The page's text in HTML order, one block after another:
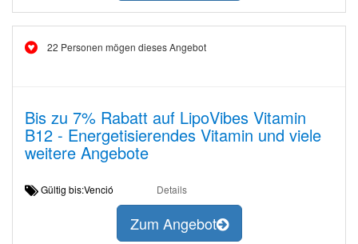
22 Personen mögen dieses Angebot
Bis zu 7% Rabatt auf LipoVibes Vitamin
B12 - Energetisierendes Vitamin und viele
weitere Angebote
Gültig bis:Venció Details
Zum Angebot